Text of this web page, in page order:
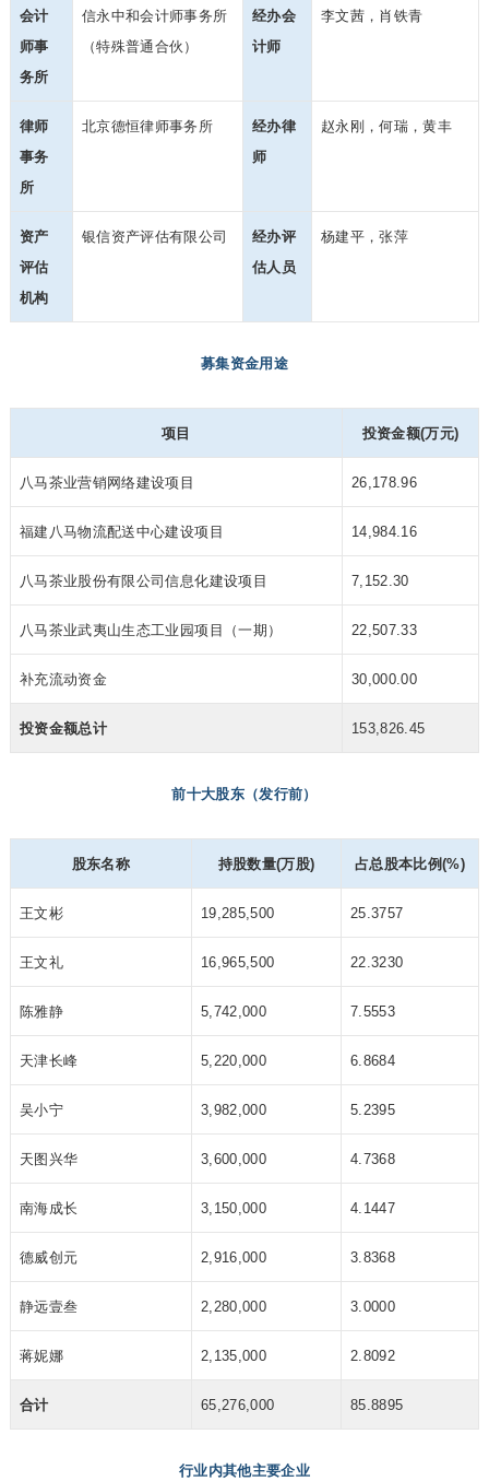
会计
师事
务所
信永中和会计师事务所
（特殊普通合伙）
经办会
计师
李文茜，肖铁青
律师
事务
所
北京德恒律师事务所
经办律
师
赵永刚，何瑞，黄丰
资产
评估
机构
银信资产评估有限公司
经办评
估人员
杨建平，张萍
募集资金用途
项目 投资金额(万元)
八马茶业营销网络建设项目 26,178.96
福建八马物流配送中心建设项目 14,984.16
八马茶业股份有限公司信息化建设项目 7,152.30
八马茶业武夷山生态工业园项目（一期） 22,507.33
补充流动资金 30,000.00
投资金额总计 153,826.45
前十大股东（发行前）
股东名称 持股数量(万股) 占总股本比例(%)
王文彬 19,285,500 25.3757
王文礼 16,965,500 22.3230
陈雅静 5,742,000 7.5553
天津长峰 5,220,000 6.8684
吴小宁 3,982,000 5.2395
天图兴华 3,600,000 4.7368
南海成长 3,150,000 4.1447
德威创元 2,916,000 3.8368
静远壹叁 2,280,000 3.0000
蒋妮娜 2,135,000 2.8092
合计 65,276,000 85.8895
行业内其他主要企业